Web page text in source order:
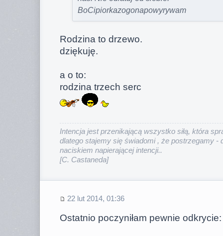
BoCipiorkazogonapowyrywam
Rodzina to drzewo.
dziękuję.
a o to:
rodzina trzech serc
Intencja jest przenikającą wszystko siłą, która
dlatego stajemy się świadomi , że postrzegamy -
naciskiem napierającej intencji..
[C. Castaneda]
22 lut 2014, 01:36
Ostatnio poczyniłam pewnie odkrycie: